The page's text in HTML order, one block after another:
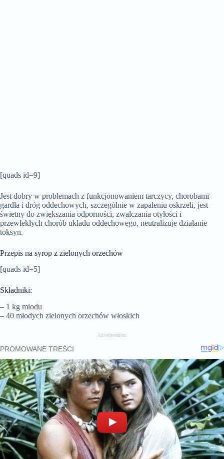
[quads id=9]
Jest dobry w problemach z funkcjonowaniem tarczycy, chorobami
gardła i dróg oddechowych, szczególnie w zapaleniu oskrzeli, jest
świetny do zwiększania odporności, zwalczania otyłości i
przewlekłych chorób układu oddechowego, neutralizuje działanie
toksyn.
Przepis na syrop z zielonych orzechów
[quads id=5]
Składniki:
– 1 kg miodu
– 40 młodych zielonych orzechów włoskich
Advertisement